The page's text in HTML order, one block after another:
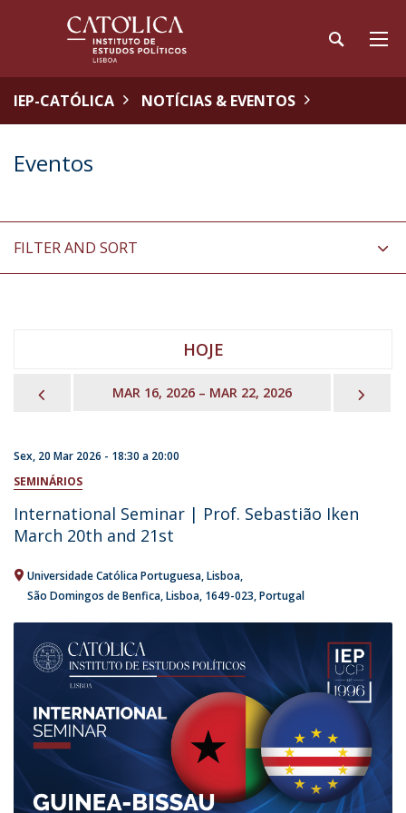
IEP-CATÓLICA NOTÍCIAS & EVENTOS
Eventos
FILTER AND SORT
HOJE
PREVIOUSMAR 16, 2026 – MAR 22, 2026
Sex, 20 Mar 2026 - 18:30 a 20:00
SEMINÁRIOS
International Seminar | Prof. Sebastião Iken
March 20th and 21st
Universidade Católica Portuguesa Lisboa
São Domingos de Benfica, Lisboa 1649-023 Portugal